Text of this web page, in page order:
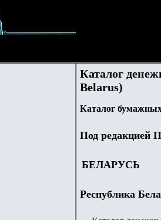
Каталог
Belarus)
Каталог
Под редакцией
БЕЛАРУСЬ
Республика